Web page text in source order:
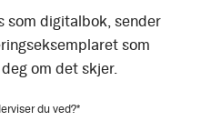
som digitalbok, sender
som
om det skjer.
du ved?*